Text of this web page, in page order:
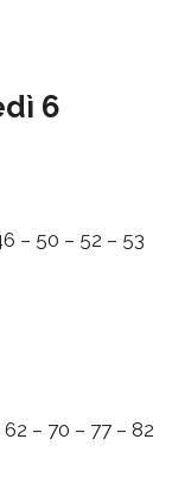
6
– 50 – 52 – 53
– 70 – 77 – 82